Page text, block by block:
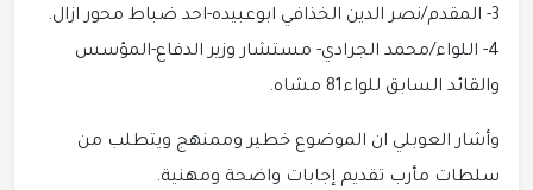
3- المقدم/نصر الدين الخذافي ابوعبيده-احد ضباط محور ازال.
4- اللواء/محمد الجرادي- مستشار وزير الدفاع-المؤسس
والقائد السابق للواء81 مشاه.
وأشار العوبلي ان الموضوع خطير وممنهج ويتطلب من
سلطات مأرب تقديم إجابات واضحة ومهنية.